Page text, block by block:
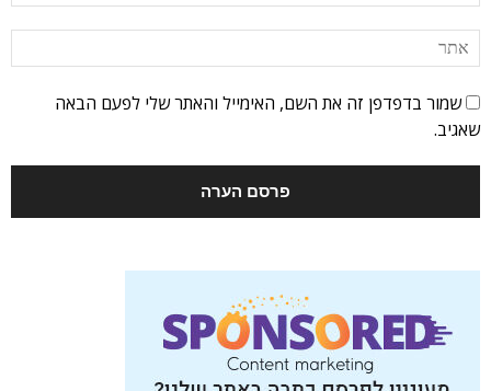
שמור בדפדפן זה את השם, האימייל והאתר שלי לפעם הבאה
שאגיב.